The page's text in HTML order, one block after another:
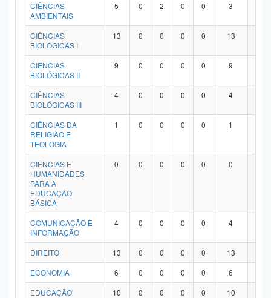
CIÊNCIAS
AMBIENTAIS
5 0 2 0 0 3
CIÊNCIAS
BIOLÓGICAS I
13 0 0 0 0 13
CIÊNCIAS
BIOLÓGICAS II
9 0 0 0 0 9
CIÊNCIAS
BIOLÓGICAS III
4 0 0 0 0 4
CIÊNCIAS DA
RELIGIÃO E
TEOLOGIA
1 0 0 0 0 1
CIÊNCIAS E
HUMANIDADES
PARA A
EDUCAÇÃO
BÁSICA
0 0 0 0 0 0
COMUNICAÇÃO E
INFORMAÇÃO
4 0 0 0 0 4
DIREITO 13 0 0 0 0 13
ECONOMIA
6 0 0 0 0 6
EDUCAÇÃO
10 0 0 0 0 10